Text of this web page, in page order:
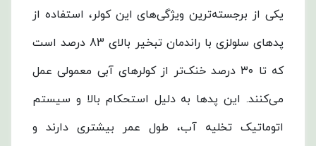
کولر
سلولزی
انرژی
مدل
EC0700
یکی از برجسته‌ترین ویژگی‌های این کولر، استفاده از
پدهای سلولزی با راندمان تبخیر بالای 83 درصد است
که تا ۳۰ درصد خنک‌تر از کولرهای آبی معمولی عمل
می‌کنند. این پدها به دلیل استحکام بالا و سیستم
اتوماتیک تخلیه آب، طول عمر بیشتری دارند و